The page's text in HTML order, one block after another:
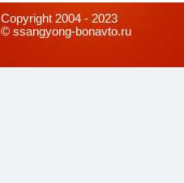
Copyright 2004 - 2023
© ssangyong-bonavto.ru